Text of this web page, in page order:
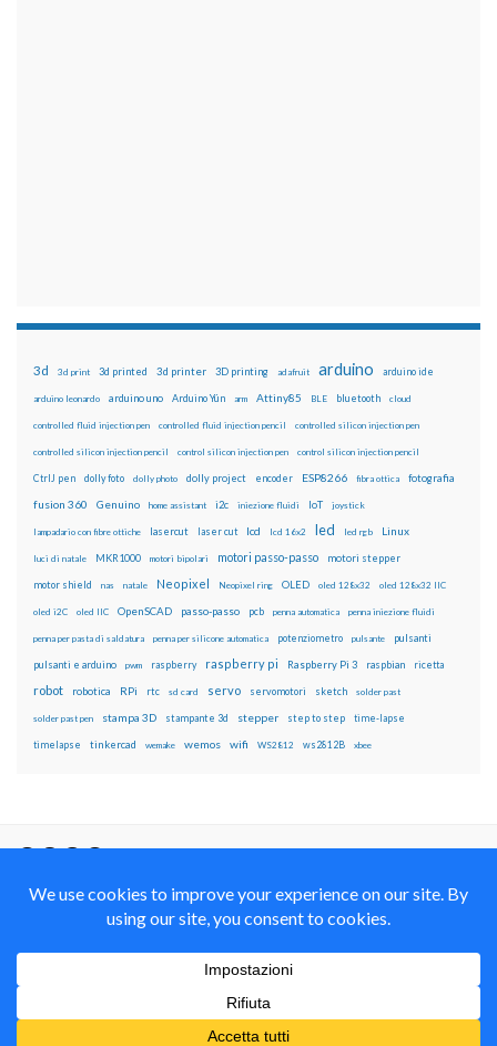
3d 3d print 3d printed 3d printer 3D printing adafruit arduino arduino ide
arduino leonardo arduino uno Arduino Yún arm Attiny85 BLE bluetooth cloud
controlled fluid injection pen controlled fluid injection pencil controlled silicon injection pen
controlled silicon injection pencil control silicon injection pen control silicon injection pencil
CtrlJ pen dolly foto dolly photo dolly project encoder ESP8266 fibra ottica fotografia
fusion 360 Genuino home assistant i2c iniezione fluidi IoT joystick
lampadario con fibre ottiche lasercut laser cut lcd lcd 16x2 led led rgb Linux
luci di natale MKR1000 motori bipolari motori passo-passo motori stepper
motor shield nas natale Neopixel Neopixel ring OLED oled 128x32 oled 128x32 IIC
oled i2C oled IIC OpenSCAD passo-passo pcb penna automatica penna iniezione fluidi
penna per pasta di saldatura penna per silicone automatica potenziometro pulsante pulsanti
pulsanti e arduino pwm raspberry raspberry pi Raspberry Pi 3 raspbian ricetta
robot robotica RPi rtc sd card servo servomotori sketch solder past
solder past pen stampa 3D stampante 3d stepper step to step time-lapse
timelapse tinkercad wemake wemos wifi WS2812 ws2812B xbee
Alike 4.0 International
© 2012-2018 Mauro Alfieri Elettronica Domotica Robotica Arduino Corsi